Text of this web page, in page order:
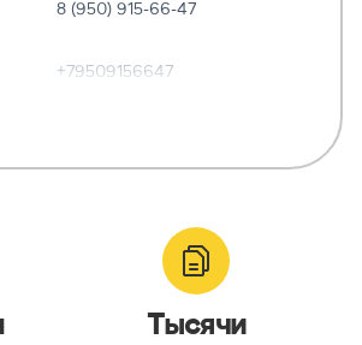
8 (950) 915-66-47
+79509156647
9509156647Тысячи